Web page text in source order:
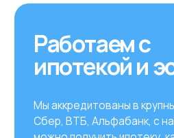
Технические
характеристики